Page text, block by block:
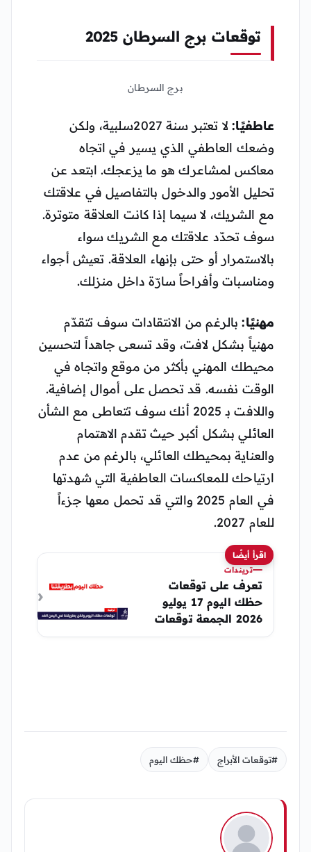
توقعات برج السرطان 2025
برج السرطان
عاطفيًا:
لا تعتبر سنة 2027سلبية، ولكن
وضعك العاطفي الذي يسير في اتجاه
معاكس لمشاعرك هو ما يزعجك. ابتعد عن
تحليل الأمور والدخول بالتفاصيل في علاقتك
مع الشريك، لا سيما إذا كانت العلاقة متوترة.
سوف تحدّد علاقتك مع الشريك سواء
بالاستمرار أو حتى بإنهاء العلاقة. تعيش أجواء
ومناسبات وأفراحاً سارّة داخل منزلك.
مهنيًا:بالرغم من الانتقادات سوف تتقدّم
مهنياً بشكل لافت، وقد تسعى جاهداً لتحسين
محيطك المهني بأكثر من موقع واتجاه في
الوقت نفسه. قد تحصل على أموال إضافية.
واللافت بـ 2025 أنك سوف تتعاطى مع الشأن
العائلي بشكل أكبر حيث تقدم الاهتمام
والعناية بمحيطك العائلي، بالرغم من عدم
ارتياحك للمعاكسات العاطفية التي شهدتها
في العام 2025 والتي قد تحمل معها جزءاً
للعام 2027.
اقرأ أيضًا
تريندات
تعرف على توقعات
حظك اليوم 17 يوليو
2026 الجمعة توقعات
اليمن الغد الخاصة
#توقعات الأبراج #حظك اليوم